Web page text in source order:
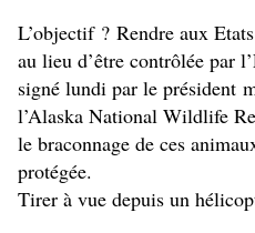
L’objectif ? Rendre aux
au lieu d’être contrôlée par
signé lundi par le président
l’Alaska National Wildlife
le braconnage de ces
protégée.
Tirer à vue depuis un